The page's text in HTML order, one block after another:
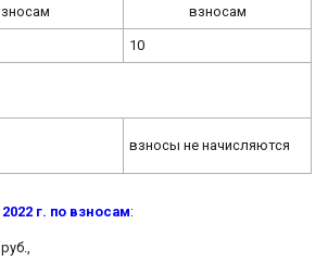
взносам
10
взносы не начисляются
г. по взносам: